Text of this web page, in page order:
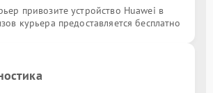
привозите устройство Huawei в
курьера предоставляется бесплатно